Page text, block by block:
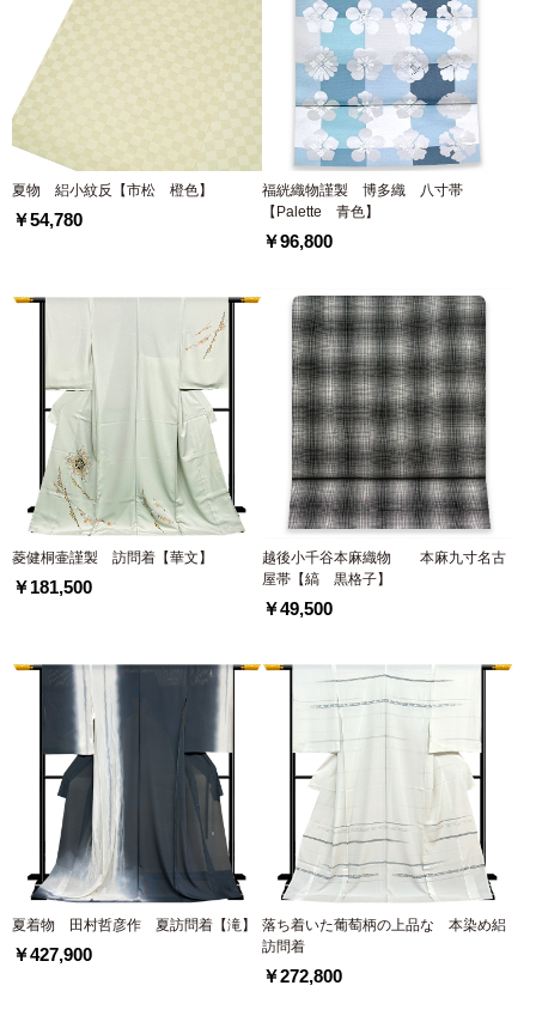
夏物 絽小紋反【市松 橙色】
￥54,780
福絖織物謹製 博多織 八寸帯
【Palette 青色】
￥96,800
菱健桐壷謹製 訪問着【華文】
￥181,500
越後小千谷本麻織物 本麻九寸名古
屋帯【縞 黒格子】
￥49,500
夏着物 田村哲彦作 夏訪問着【滝】
￥427,900
落ち着いた葡萄柄の上品な 本染め絽
訪問着
￥272,800